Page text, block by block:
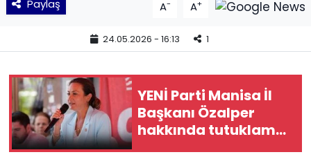
Paylaş A- A+
24.05.2026 - 16:13 1
YENİ Parti Manisa İl
Başkanı Özalper
hakkında tutuklama
kararı!
TEKNOLOJİ
YEREL POLİTİKA
YEREL YÖNETİMLER
Yurt